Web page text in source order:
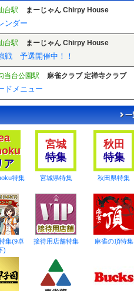
タッフは第1に元気、第2に元気、第
台駅 まーじゃん Chirpy House
ンダー
台駅 まーじゃん Chirpy House
戦 予選開催中！！
当台公園駅 麻雀クラブ 定禅寺クラブ
ドメニュー
一
ア
特集
宮城
特集
宮城県特集
秋田
特集
秋田県特集
集(9卓
)
接待用店舗特集 麻雀の頂特集